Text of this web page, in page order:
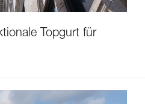
Topgurt für